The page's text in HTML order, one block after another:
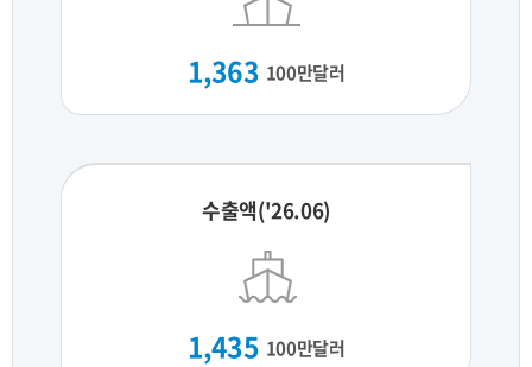
1,363 100만달러
수출액('26.06)
1,435 100만달러